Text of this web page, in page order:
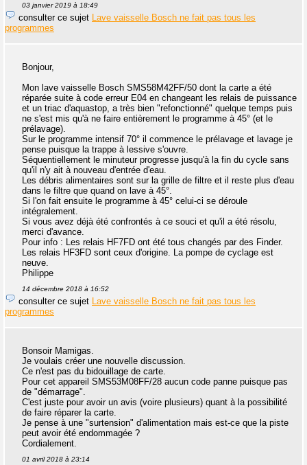
03 janvier 2019 à 18:49
consulter ce sujet
Lave vaisselle Bosch ne fait pas tous les
programmes
Bonjour,
Mon lave vaisselle Bosch SMS58M42FF/50 dont la carte a été
réparée suite à code erreur E04 en changeant les relais de puissance
et un triac d'aquastop, a très bien "refonctionné" quelque temps puis
ne s'est mis qu'à ne faire entièrement le programme à 45° (et le
prélavage).
Sur le programme intensif 70° il commence le prélavage et lavage je
pense puisque la trappe à lessive s'ouvre.
Séquentiellement le minuteur progresse jusqu'à la fin du cycle sans
qu'il n'y ait à nouveau d'entrée d'eau.
Les débris alimentaires sont sur la grille de filtre et il reste plus d'eau
dans le filtre que quand on lave à 45°.
Si l'on fait ensuite le programme à 45° celui-ci se déroule
intégralement.
Si vous avez déjà été confrontés à ce souci et qu'il a été résolu,
merci d'avance.
Pour info : Les relais HF7FD ont été tous changés par des Finder.
Les relais HF3FD sont ceux d'origine. La pompe de cyclage est
neuve.
Philippe
14 décembre 2018 à 16:52
consulter ce sujet
Lave vaisselle Bosch ne fait pas tous les
programmes
Bonsoir Mamigas.
Je voulais créer une nouvelle discussion.
Ce n'est pas du bidouillage de carte.
Pour cet appareil SMS53M08FF/28 aucun code panne puisque pas
de "démarrage".
C'est juste pour avoir un avis (voire plusieurs) quant à la possibilité
de faire réparer la carte.
Je pense à une "surtension" d'alimentation mais est-ce que la piste
peut avoir été endommagée ?
Cordialement.
01 avril 2018 à 23:14